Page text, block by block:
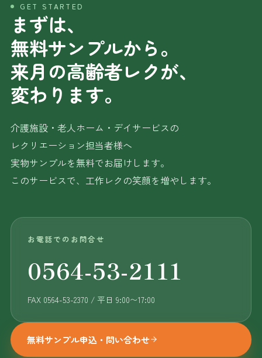
GET STARTED
まずは、
無料サンプルから。
来月の高齢者レクが、
変わります。
介護施設・老人ホーム・デイサービスの
レクリエーション担当者様へ
実物サンプルを無料でお届けします。
このサービスで、工作レクの笑顔を増やします。
お電話でのお問合せ
0564-53-2111
FAX 0564-53-2370 / 平日 9:00〜17:00
無料サンプル申込・問い合わせ